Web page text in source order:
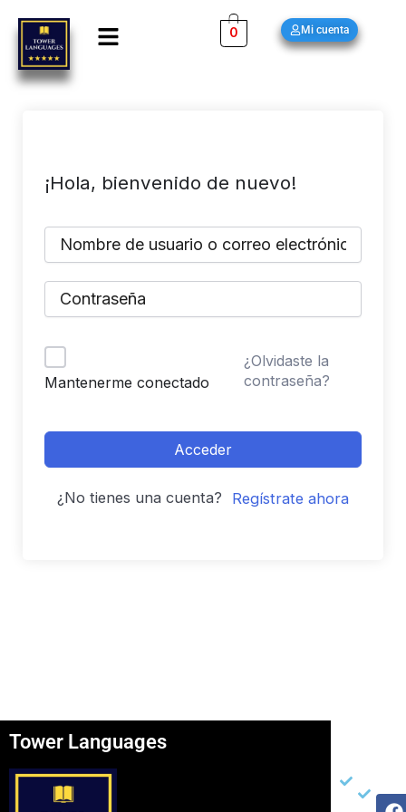
contenido
Menú 0 Mi cuenta
¡Hola, bienvenido de nuevo!
Mantenerme conectado
¿Olvidaste la
contraseña?
Acceder
¿No tienes una cuenta? Regístrate ahora
Tower Languages
F
I
Y